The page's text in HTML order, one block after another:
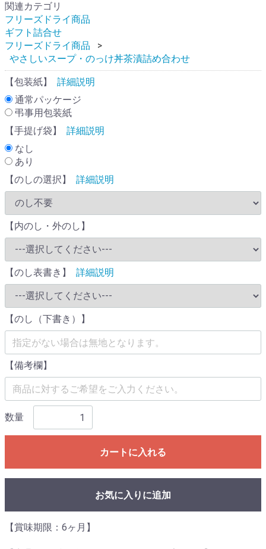
関連カテゴリ
フリーズドライ商品
ギフト詰合せ
フリーズドライ商品
やさしいスープ・のっけ丼茶漬詰め合わせ
【包装紙】
詳細説明
通常パッケージ
弔事用包装紙
【手提げ袋】
詳細説明
なし
あり
【のしの選択】
詳細説明
【内のし・外のし】
【のし表書き】 詳細説明
【のし（下書き）】
【備考欄】
数量
カートに入れる
お気に入りに追加
【賞味期限：6ヶ月】